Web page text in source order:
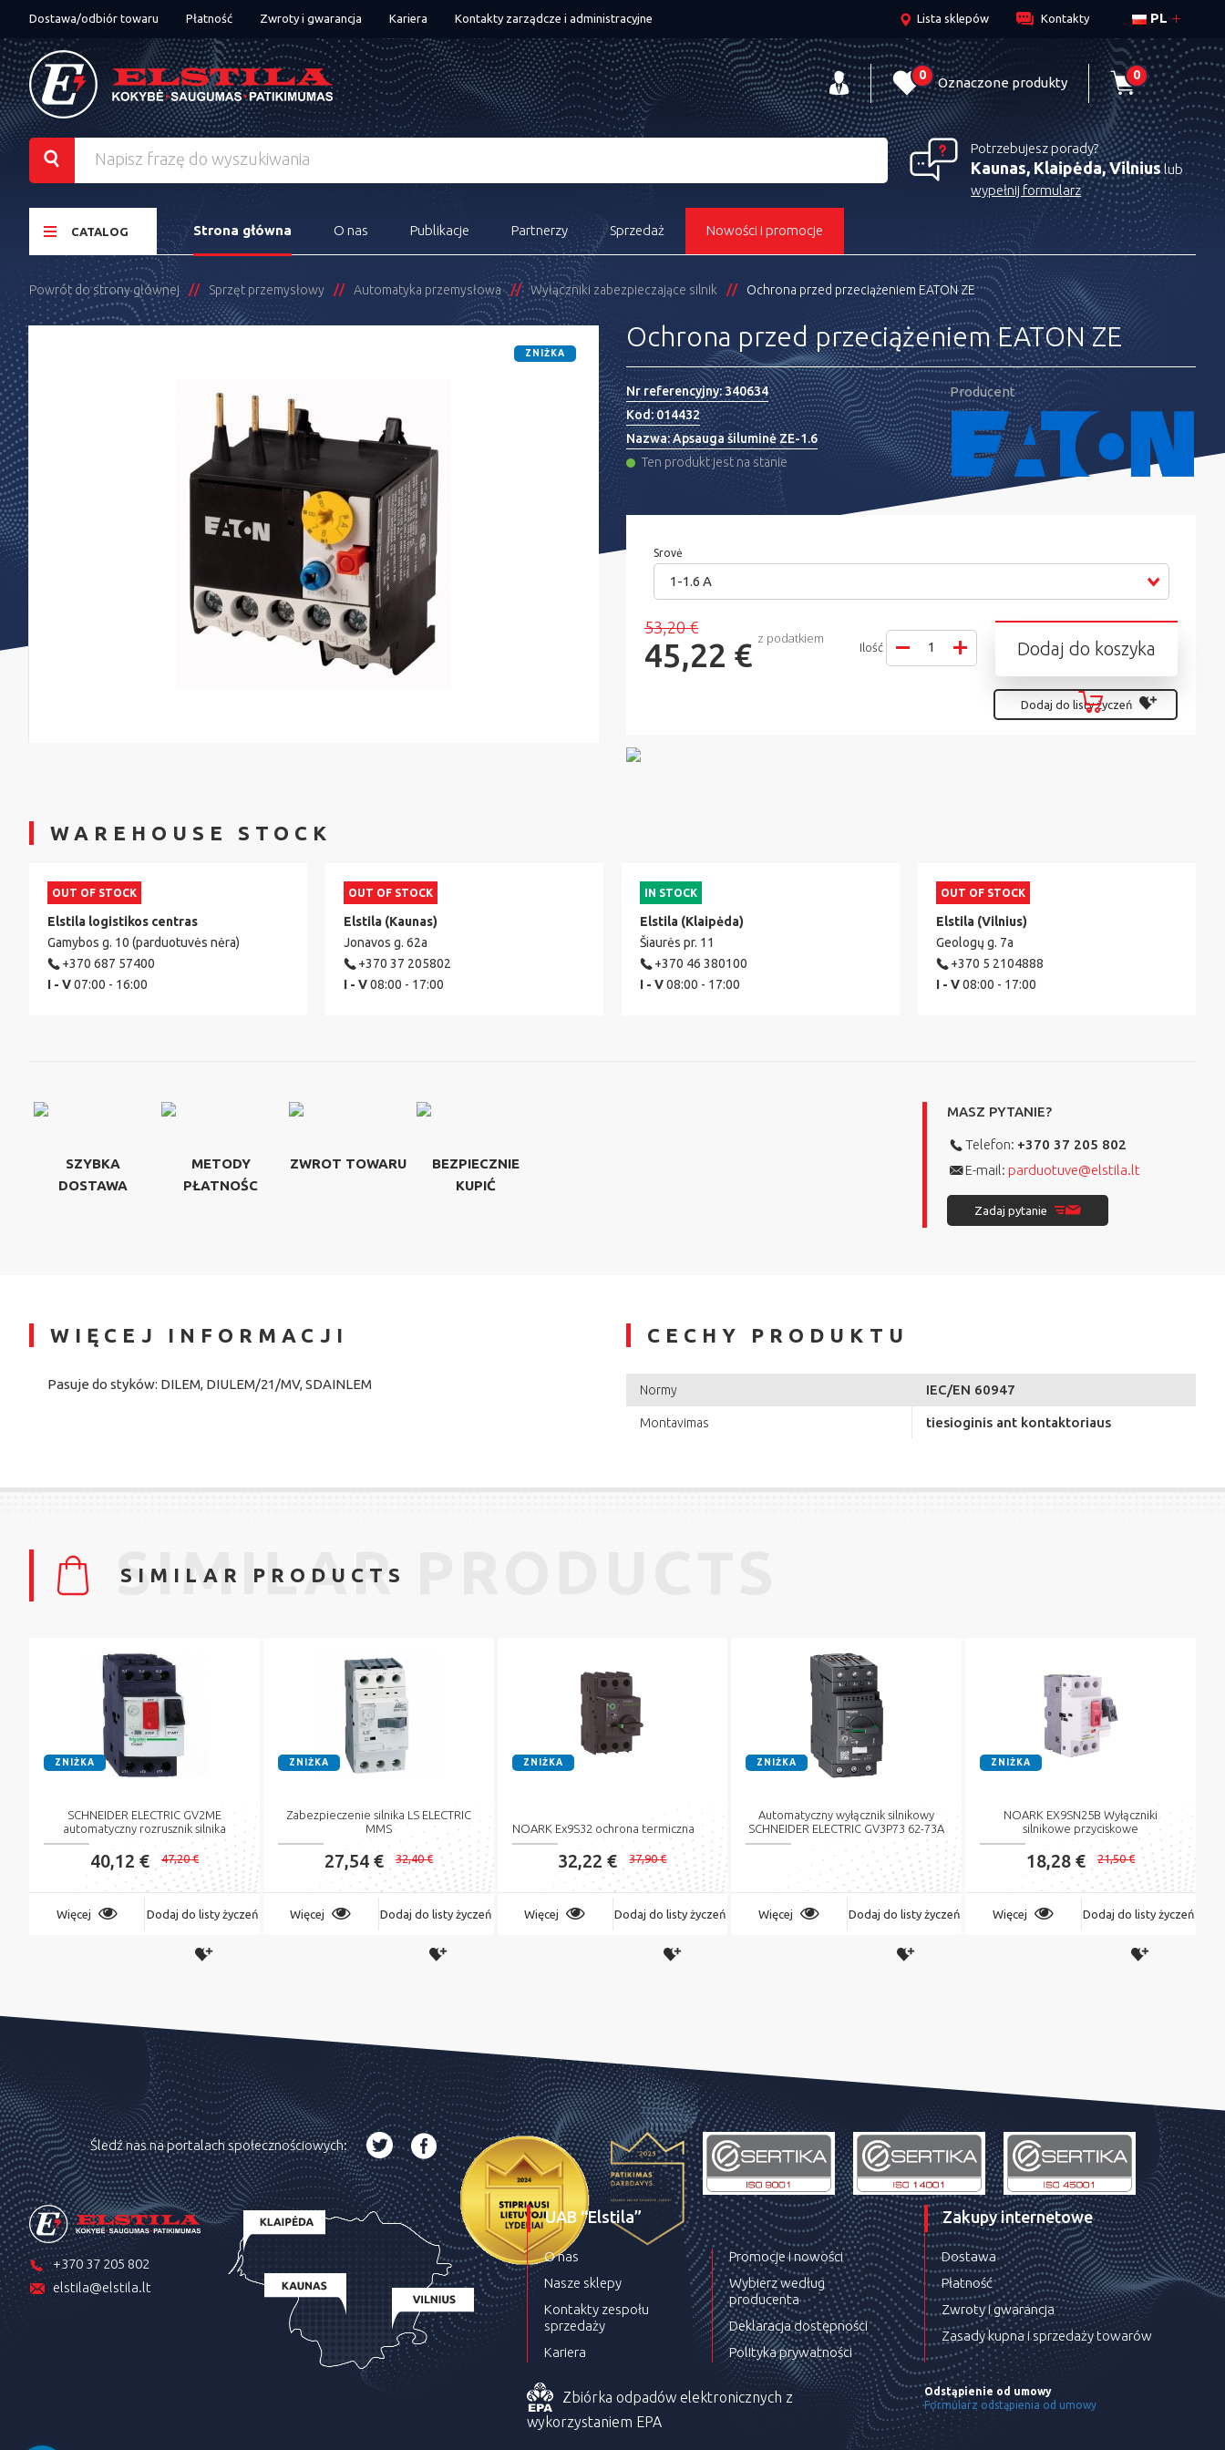
Dostawa/odbiór towaru Płatność Zwroty i gwarancja Kariera Kontakty zarządcze i administracyjne PL
Lista sklepów Kontakty
0 Oznaczone produkty 0
Potrzebujesz porady?
Kaunas, Klaipėda, Vilniuslub
wypełnij formularz
CATALOG Strona główna O nas Publikacje Partnerzy Sprzedaż Nowości i promocje
Powrót do strony głównej Sprzęt przemysłowy Automatyka przemysłowa Wyłączniki zabezpieczające silnik Ochrona przed przeciążeniem EATON ZE
ZNIŻKA
Ochrona przed przeciążeniem EATON ZE
Nr referencyjny:340634
Kod:014432
Nazwa:Apsauga šiluminė ZE-1.6
Ten produkt jest na stanie
Producent
Srovė
1-1.6 A
53,20 €
45,22 € z podatkiem Dodaj do koszyka
Ilość
Dodaj do listy życzeń
WAREHOUSE STOCK
OUT OF STOCK
Elstila logistikos centras
Gamybos g. 10 (parduotuvės nėra)
+370 687 57400
I - V07:00 - 16:00
OUT OF STOCK
Elstila (Kaunas)
Jonavos g. 62a
+370 37 205802
I - V08:00 - 17:00
IN STOCK
Elstila (Klaipėda)
Šiaurės pr. 11
+370 46 380100
I - V08:00 - 17:00
OUT OF STOCK
Elstila (Vilnius)
Geologų g. 7a
+370 5 2104888
I - V08:00 - 17:00
SZYBKA
DOSTAWA
METODY
PŁATNOŚC
ZWROT TOWARU
BEZPIECZNIE
KUPIĆ
MASZ PYTANIE?
Telefon: +370 37 205 802
E-mail: parduotuve@elstila.lt
Zadaj pytanie
WIĘCEJ INFORMACJI
Pasuje do styków: DILEM, DIULEM/21/MV, SDAINLEM
CECHY PRODUKTU
Normy IEC/EN 60947
Montavimas tiesioginis ant kontaktoriaus
SIMILAR PRODUCTS
SIMILAR PRODUCTS
ZNIŻKA
SCHNEIDER ELECTRIC GV2ME
automatyczny rozrusznik silnika
40,12 € 47,20 €
Więcej Dodaj do listy życzeń
ZNIŻKA
Zabezpieczenie silnika LS ELECTRIC
MMS
27,54 € 32,40 €
Więcej Dodaj do listy życzeń
ZNIŻKA
NOARK Ex9S32 ochrona termiczna
32,22 € 37,90 €
Więcej Dodaj do listy życzeń
ZNIŻKA
Automatyczny wyłącznik silnikowy
SCHNEIDER ELECTRIC GV3P73 62-73A
Więcej Dodaj do listy życzeń
ZNIŻKA
NOARK EX9SN25B Wyłączniki
silnikowe przyciskowe
18,28 € 21,50 €
Więcej Dodaj do listy życzeń
Śledź nas na portalach społecznościowych:
+370 37 205 802
elstila@elstila.lt
UAB “Elstila”
O nas
Nasze sklepy
Kontakty zespołu
sprzedaży
Kariera
Promocje i nowości
Wybierz według
producenta
Deklaracja dostępności
Polityka prywatności
Zbiórka odpadów elektronicznych z
wykorzystaniem EPA
Zakupy internetowe
Dostawa
Płatność
Zwroty i gwarancja
Zasady kupna i sprzedaży towarów
Odstąpienie od umowy
Formularz odstąpienia od umowy